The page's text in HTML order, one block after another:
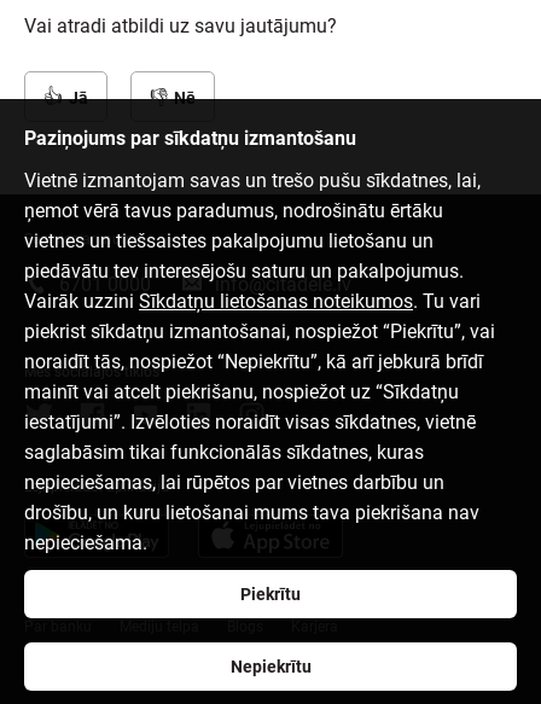
Vai atradi atbildi uz savu jautājumu?
Jā Nē
Paziņojums par sīkdatņu izmantošanu
Vietnē izmantojam savas un trešo pušu sīkdatnes, lai,
ņemot vērā tavus paradumus, nodrošinātu ērtāku
vietnes un tiešsaistes pakalpojumu lietošanu un
piedāvātu tev interesējošu saturu un pakalpojumus.
Vairāk uzzini Sīkdatņu lietošanas noteikumos. Tu vari
piekrist sīkdatņu izmantošanai, nospiežot “Piekrītu”, vai
noraidīt tās, nospiežot “Nepiekrītu”, kā arī jebkurā brīdī
mainīt vai atcelt piekrišanu, nospiežot uz “Sīkdatņu
iestatījumi”. Izvēloties noraidīt visas sīkdatnes, vietnē
saglabāsim tikai funkcionālās sīkdatnes, kuras
nepieciešamas, lai rūpētos par vietnes darbību un
drošību, un kuru lietošanai mums tava piekrišana nav
nepieciešama.
Piekrītu
Nepiekrītu
Sazinies ar mums
6701 0000 info@citadele.lv
Mēs sociālajos tīklos
Lejupielādēt aplikāciju
Sīkdatņu iestatījumi